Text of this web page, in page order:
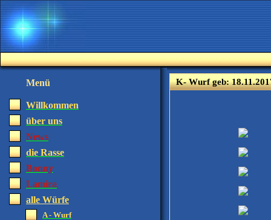
Menü
Willkommen
über uns
News
die Rasse
Bonny
Lamira
alle Würfe
A - Wurf
K- Wurf geb: